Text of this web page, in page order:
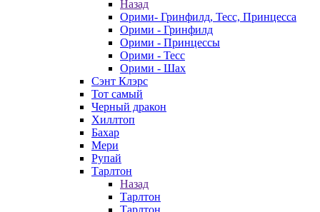
Назад
Орими- Гринфилд, Тесс, Принцесса
Орими - Гринфилд
Орими - Принцессы
Орими - Тесс
Орими - Шах
Сэнт Клэрс
Тот самый
Черный дракон
Хиллтоп
Бахар
Мери
Рупай
Тарлтон
Назад
Тарлтон
Тарлтон